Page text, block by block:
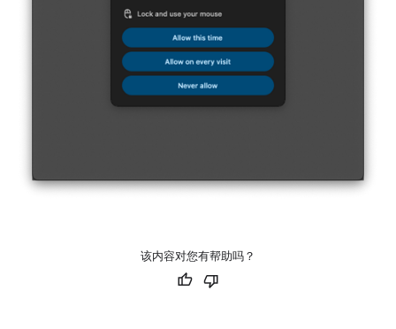
该内容对您有帮助吗？